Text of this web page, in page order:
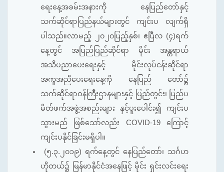
ရေးနေ့အခမ်းအနားကို နေပြည်တော်နှင့်
သက်ဆိုင်ရာပြည်နယ်များတွင် ကျင်းပ လျက်ရှိ
ပါသည်။လာမည့် ၂၀၂၀ပြည့်နှစ်၊ ဧပြီလ (၄)ရက်
နေ့တွင် အပြည်ပြည်ဆိုင်ရာ မိုင်း အန္တရာယ်
အသိပညာပေးရေးနှင့် မိုင်းလုပ်ငန်းဆိုင်ရာ
အကူအညီပေးရေးနေ့ကို နေပြည် တော်၌
သက်ဆိုင်ရာဝန်ကြီးဌာနများနှင့် ပြည်တွင်း၊ ပြည်ပ
မိတ်ဖက်အဖွဲ့အစည်းများ နှင့်ပူးပေါင်း၍ ကျင်းပ
သွားမည် ဖြစ်သော်လည်း COVID-19 ကြောင့်
ကျင်းပနိုင်ခြင်းမရှိပါ။
(၅.၃.၂၀၁၉) ရက်နေ့တွင် နေပြည်တော်၊ သင်္ဂဟ
ဟိုတယ်၌ မြန်မာနိုင်ငံအနေဖြင့် မိုင်း ရှင်းလင်းရေး